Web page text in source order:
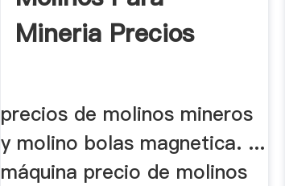
Mineria Precios
precios de molinos mineros
y molino bolas magnetica. ...
máquina precio de molinos